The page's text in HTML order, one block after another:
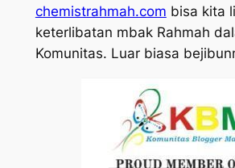
chemistrahmah.com bisa kita
keterlibatan mbak Rahmah
Komunitas. Luar biasa